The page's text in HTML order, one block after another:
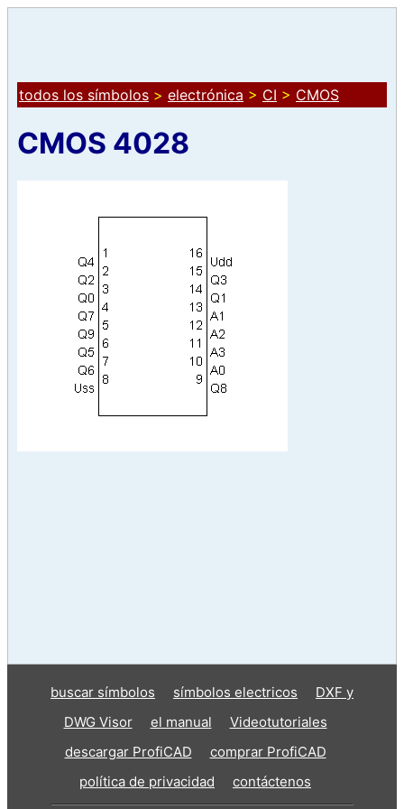
todos los símbolos > electrónica > CI > CMOS
CMOS 4028
buscar símbolos símbolos electricos
DXF y
DWG Visor
el manual
Videotutoriales
descargar ProfiCAD
comprar ProfiCAD
política de privacidad
contáctenos